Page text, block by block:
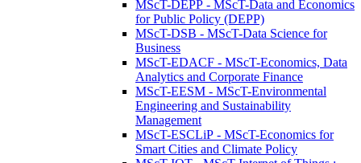
MScT-DEPP - MScT-Data and Economics
for Public Policy (DEPP)
MScT-DSB - MScT-Data Science for
Business
MScT-EDACF - MScT-Economics, Data
Analytics and Corporate Finance
MScT-EESM - MScT-Environmental
Engineering and Sustainability
Management
MScT-ESCLiP - MScT-Economics for
Smart Cities and Climate Policy